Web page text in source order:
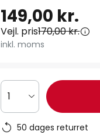
149,00 kr.
Vejl. pris170,00 kr.
inkl. moms
1
50 dages returret